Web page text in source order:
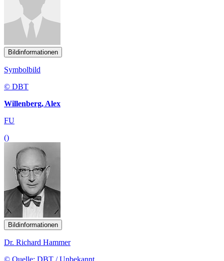
Bildinformationen
Symbolbild
© DBT
Willenberg, Alex
FU
()
Bildinformationen
Dr. Richard Hammer
© Quelle: DBT / Unbekannt